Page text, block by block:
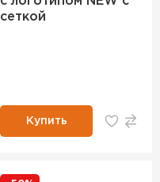
сеткой
Купить